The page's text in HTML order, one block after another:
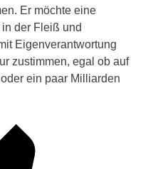
Er möchte eine
der Fleiß und
Eigenverantwortung
zustimmen, egal ob auf
ein paar Milliarden